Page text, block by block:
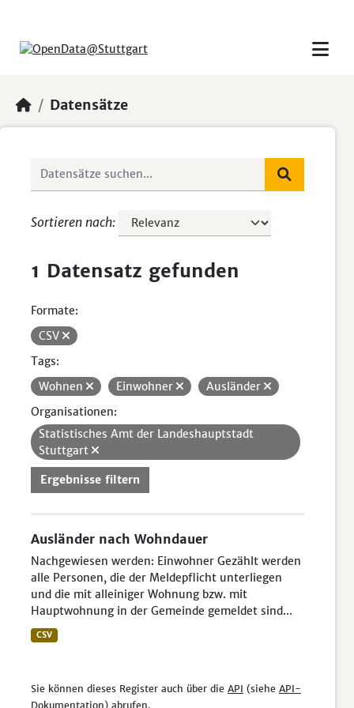
Datensätze
Sortieren nach
1 Datensatz gefunden
Formate:
CSV
Tags:
Wohnen
Einwohner
Ausländer
Organisationen:
Statistisches Amt der Landeshauptstadt
Stuttgart
Ergebnisse filtern
Ausländer nach Wohndauer
Nachgewiesen werden: Einwohner Gezählt werden
alle Personen, die der Meldepflicht unterliegen
und die mit alleiniger Wohnung bzw. mit
Hauptwohnung in der Gemeinde gemeldet sind...
CSV
Sie können dieses Register auch über die API (siehe API-
Dokumentation) abrufen.